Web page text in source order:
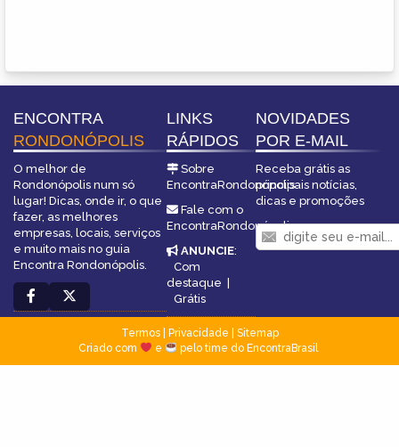
ENCONTRA
RONDONÓPOLIS
O melhor de
Rondonópolis num só
lugar! Dicas, onde ir, o que
fazer, as melhores
empresas, locais, serviços
e muito mais no guia
Encontra Rondonópolis.
LINKS
RÁPIDOS
Sobre
EncontraRondonópolis
Fale com o
EncontraRondonópolis
ANUNCIE:
Com
destaque |
Grátis
NOVIDADES
POR E-MAIL
Receba grátis as
principais notícias,
dicas e promoções
Termos| Privacidade
Sitemap
Criado com
e pelo time do EncontraBrasil